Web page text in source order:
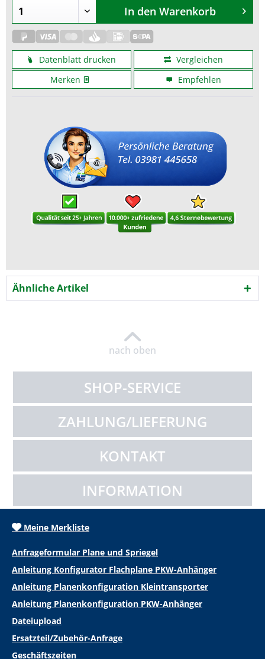
In den Warenkorb
Datenblatt drucken
Vergleichen
Merken
Empfehlen
Ähnliche Artikel
nach oben
SHOP-SERVICE
ZAHLUNG/LIEFERUNG
KONTAKT
INFORMATION
Meine Merkliste
Anfrageformular Plane und Spriegel
Anleitung Konfigurator Flachplane PKW-Anhänger
Anleitung Planenkonfiguration Kleintransporter
Anleitung Planenkonfiguration PKW-Anhänger
Dateiupload
Ersatzteil/Zubehör-Anfrage
Geschäftszeiten